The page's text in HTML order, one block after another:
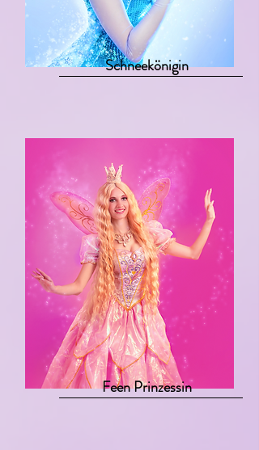
Schneekönigin
Feen Prinzessin